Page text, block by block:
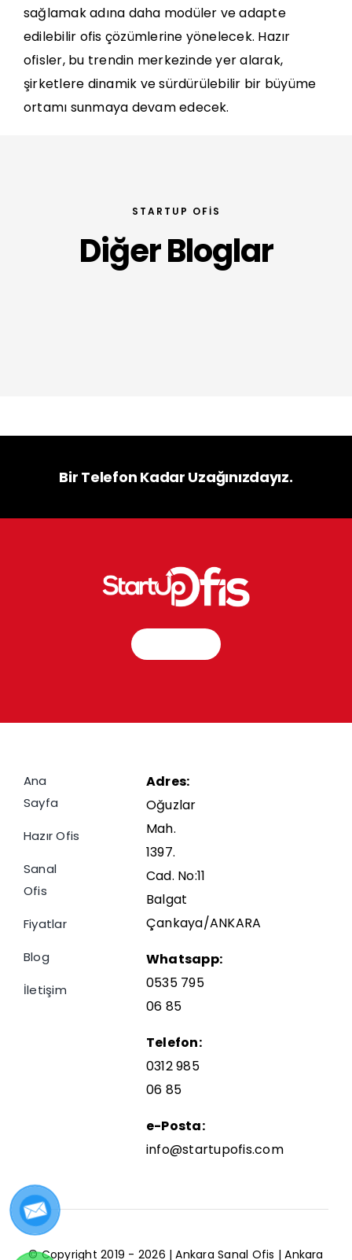
sağlamak adına daha modüler ve adapte
edilebilir ofis çözümlerine yönelecek. Hazır
ofisler, bu trendin merkezinde yer alarak,
şirketlere dinamik ve sürdürülebilir bir büyüme
ortamı sunmaya devam edecek.
STARTUP OFIS
Diğer Bloglar
Bir Telefon Kadar Uzağınızdayız.
Ana
Sayfa
Hazır Ofis
Sanal
Ofis
Fiyatlar
Blog
İletişim
Adres:
Oğuzlar
Mah.
1397.
Cad. No:11
Balgat
Çankaya/ANKARA
Whatsapp:
0535 795
06 85
Telefon:
0312 985
06 85
e-Posta:
info@startupofis.com
© Copyright 2019 - 2026 |Ankara Sanal Ofis |Ankara